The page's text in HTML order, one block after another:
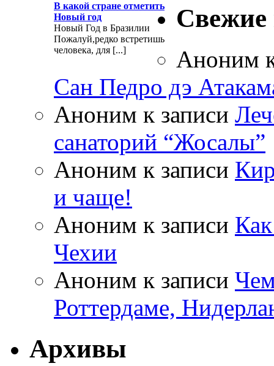
В какой стране отметить
Новый год
Новый Год в Бразилии
Пожалуй,редко встретишь
человека, для [...]
Свежие
Аноним
Сан Педро дэ
Аноним к записи
санаторий “Жосалы”
Аноним к записи
и чаще!
Аноним к записи
Чехии
Аноним к записи
Роттердаме,
Архивы